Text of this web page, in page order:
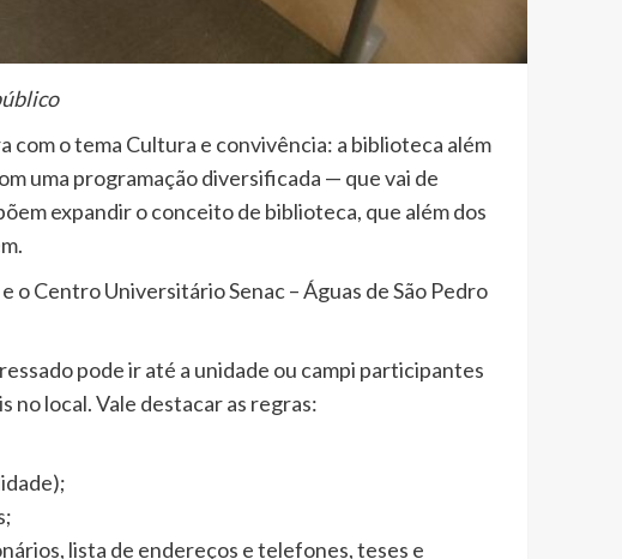
com o tema Cultura e convivência: a biblioteca além
uma programação diversificada — que vai de
expandir o conceito de biblioteca, que além dos
o Centro Universitário Senac – Águas de São Pedro
pode ir até a unidade ou campi participantes
no local. Vale destacar as regras:
lista de endereços e telefones, teses e